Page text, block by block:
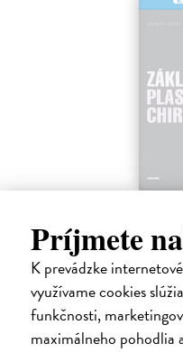
Príjmete
K prevádzke
využívame cookies
funkčnosti,
maximálneho pohodlia
Měšťák Jan, Molitor Martin,
Kalinová a| Elektronická
Publikace zpracovává
rekonstrukční a estetické
skutečnost, že v plastické
medicínských oborech…
Na stiahnutie akoPDF